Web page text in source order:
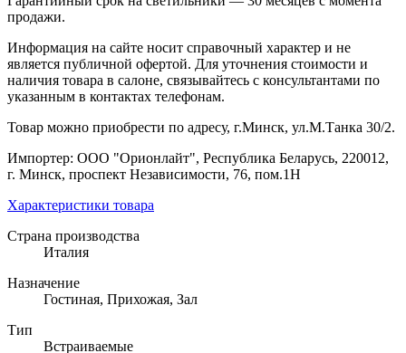
продажи.
Информация на сайте носит справочный характер и не
является публичной офертой. Для уточнения стоимости и
наличия товара в салоне, связывайтесь с консультантами по
указанным в контактах телефонам.
Товар можно приобрести по адресу, г.Минск, ул.М.Танка 30/2.
Импортер: ООО "Орионлайт", Республика Беларусь, 220012,
г. Минск, проспект Независимости, 76, пом.1Н
Характеристики товара
Страна производства
Италия
Назначение
Гостиная, Прихожая, Зал
Тип
Встраиваемые